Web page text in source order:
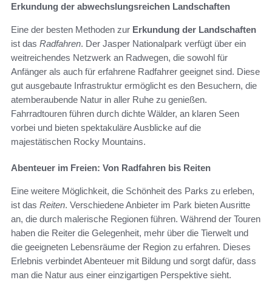
Erkundung der abwechslungsreichen Landschaften
Eine der besten Methoden zur Erkundung der Landschaften
ist das Radfahren. Der Jasper Nationalpark verfügt über ein
weitreichendes Netzwerk an Radwegen, die sowohl für
Anfänger als auch für erfahrene Radfahrer geeignet sind. Diese
gut ausgebaute Infrastruktur ermöglicht es den Besuchern, die
atemberaubende Natur in aller Ruhe zu genießen.
Fahrradtouren führen durch dichte Wälder, an klaren Seen
vorbei und bieten spektakuläre Ausblicke auf die
majestätischen Rocky Mountains.
Abenteuer im Freien: Von Radfahren bis Reiten
Eine weitere Möglichkeit, die Schönheit des Parks zu erleben,
ist das Reiten. Verschiedene Anbieter im Park bieten Ausritte
an, die durch malerische Regionen führen. Während der Touren
haben die Reiter die Gelegenheit, mehr über die Tierwelt und
die geeigneten Lebensräume der Region zu erfahren. Dieses
Erlebnis verbindet Abenteuer mit Bildung und sorgt dafür, dass
man die Natur aus einer einzigartigen Perspektive sieht.